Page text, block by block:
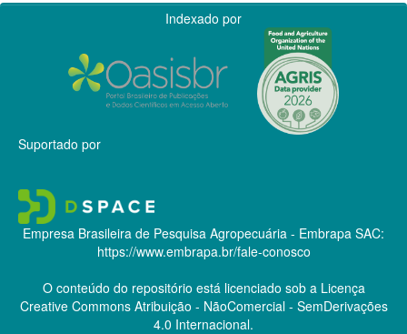
Indexado por
Suportado por
Empresa Brasileira de Pesquisa Agropecuária - Embrapa SAC:
https://www.embrapa.br/fale-conosco
O conteúdo do repositório está licenciado sob a Licença
Creative CommonsAtribuição - NãoComercial - SemDerivações
4.0 Internacional.